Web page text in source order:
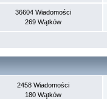
36604 Wiadomości
269 Wątków
2458 Wiadomości
180 Wątków